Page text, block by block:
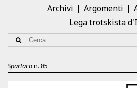
Archivi Argomenti
Lega trotskista
Spartacon. 85